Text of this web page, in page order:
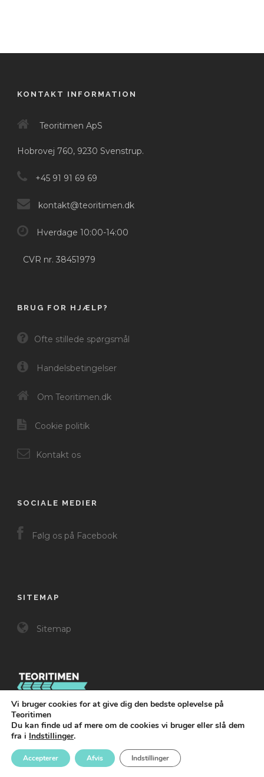
KONTAKT INFORMATION
Teoritimen ApS
Hobrovej 760, 9230 Svenstrup.
+45 91 91 69 69
kontakt@teoritimen.dk
Hverdage 10:00-14:00
CVR nr. 38451979
BRUG FOR HJÆLP?
Ofte stillede spørgsmål
Handelsbetingelser
Om Teoritimen.dk
Cookie politik
Kontakt os
SOCIALE MEDIER
Følg os på Facebook
SITEMAP
Sitemap
Vi bruger cookies for at give dig den bedste oplevelse på
Teoritimen
Du kan finde ud af mere om de cookies vi bruger eller slå dem
fra i Indstillinger.
Accepterer Afvis Indstillinger